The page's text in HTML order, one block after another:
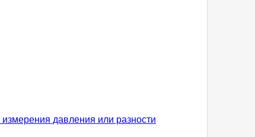
давления или разности